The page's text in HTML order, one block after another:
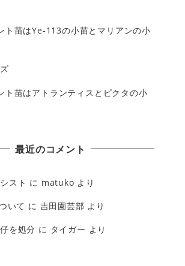
ト苗はYe-113の小苗とマリアンの小
ト苗はアトランティスとピクタの小
最近のコメント
スト に matuko より
いて に 吉田園芸部 より
を処分 に タイガー より